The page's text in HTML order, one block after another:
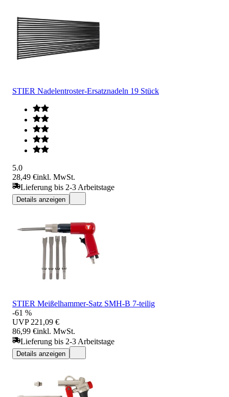
STIER Nadelentroster-Ersatznadeln 19 Stück
5.0
28,49 €inkl. MwSt.
Lieferung bis 2-3 Arbeitstage
Details anzeigen
STIER Meißelhammer-Satz SMH-B 7-teilig
-61 %
UVP 221,09 €
86,99 €inkl. MwSt.
Lieferung bis 2-3 Arbeitstage
Details anzeigen